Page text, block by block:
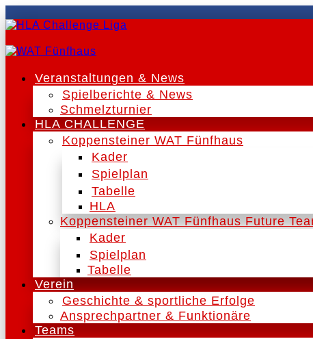
Veranstaltungen & News
Spielberichte & News
Schmelzturnier
HLA CHALLENGE
Koppensteiner WAT Fünfhaus
Kader
Spielplan
Tabelle
HLA
Koppensteiner WAT Fünfhaus Future
Kader
Spielplan
Tabelle
Verein
Geschichte & sportliche Erfolge
Ansprechpartner & Funktionäre
Teams